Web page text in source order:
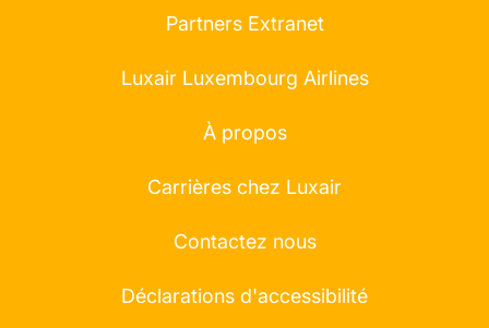
Partners Extranet
Luxair Luxembourg Airlines
À propos
Carrières chez Luxair
Contactez nous
Déclarations d'accessibilité